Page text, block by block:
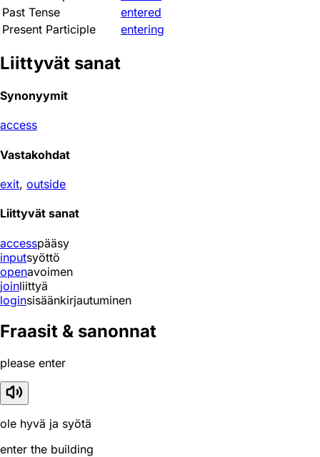
Past Tense
entered
Present Participle
entering
Liittyvät sanat
Synonyymit
access
Vastakohdat
exit, outside
Liittyvät sanat
accesspääsy
inputsyöttö
openavoimen
joinliittyä
loginsisäänkirjautuminen
Fraasit & sanonnat
please enter
ole hyvä ja syötä
enter the building